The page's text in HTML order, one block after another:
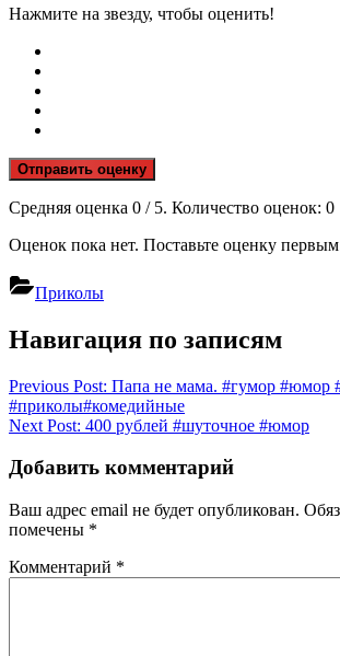
Нажмите на звезду, чтобы оценить!
Отправить оценку
Средняя оценка 0 / 5. Количество оценок: 0
Оценок пока нет. Поставьте оценку
Приколы
Навигация по записям
Previous Post: Папа не мама. #гумор #юмор
#приколы#комедийные
Next Post: 400 рублей #шуточное #юмор
Добавить комментарий
Ваш адрес email не будет опубликован.
помечены *
Комментарий *